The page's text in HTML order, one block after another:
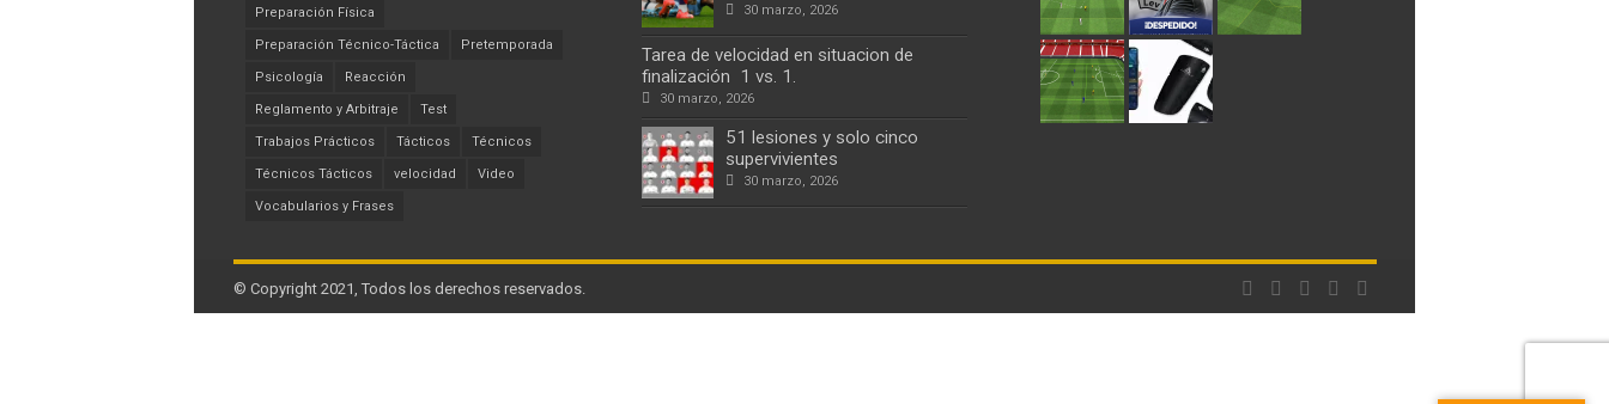
Preparación Física
Preparación Técnico-Táctica Pretemporada
Psicología Reacción
Reglamento y Arbitraje Test
Trabajos Prácticos Tácticos Técnicos
Técnicos Tácticos velocidad Video
Vocabularios y Frases
30 marzo, 2026
Tarea de velocidad en situacion de
finalización 1 vs. 1.
30 marzo, 2026
51 lesiones y solo cinco
supervivientes
30 marzo, 2026
© Copyright 2021, Todos los derechos reservados.